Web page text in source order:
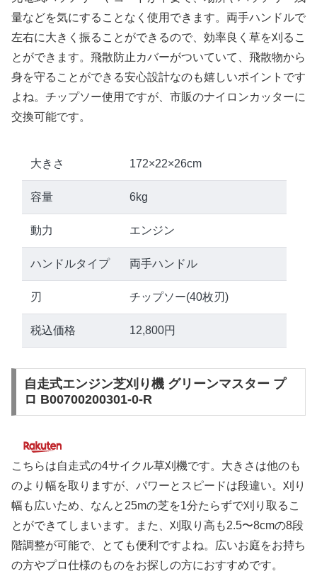
量などを気にすることなく使用できます。両手ハンドルで
左右に大きく振ることができるので、効率良く草を刈るこ
とができます。飛散防止カバーがついていて、飛散物から
身を守ることができる安心設計なのも嬉しいポイントです
よね。チップソー使用ですが、市販のナイロンカッターに
交換可能です。
大きさ 172×22×26cm
容量 6kg
動力 エンジン
ハンドルタイプ 両手ハンドル
刃 チップソー(40枚刃)
税込価格 12,800円
自走式エンジン芝刈り機 グリーンマスター プ
ロ B00700200301-0-R
こちらは自走式の4サイクル草刈機です。大きさは他のも
のより幅を取りますが、パワーとスピードは段違い。刈り
幅も広いため、なんと25mの芝を1分たらずで刈り取るこ
とができてしまいます。また、刈取り高も2.5〜8cmの8段
階調整が可能で、とても便利ですよね。広いお庭をお持ち
の方やプロ仕様のものをお探しの方におすすめです。